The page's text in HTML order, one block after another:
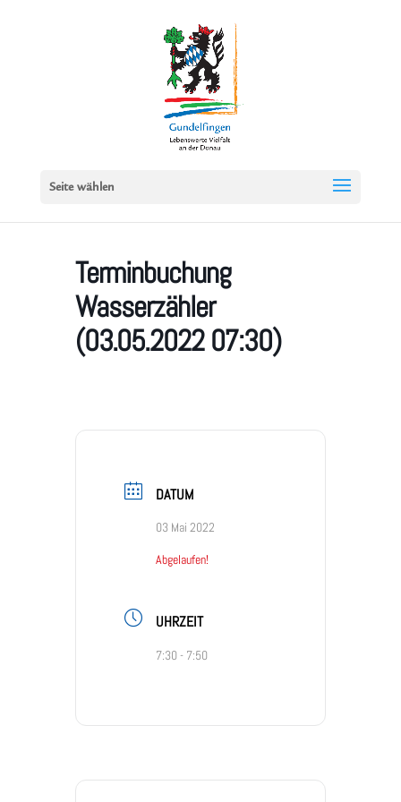
Seite wählen
Terminbuchung
Wasserzähler
(03.05.2022 07:30)
DATUM
03 Mai 2022
Abgelaufen!
UHRZEIT
7:30 - 7:50